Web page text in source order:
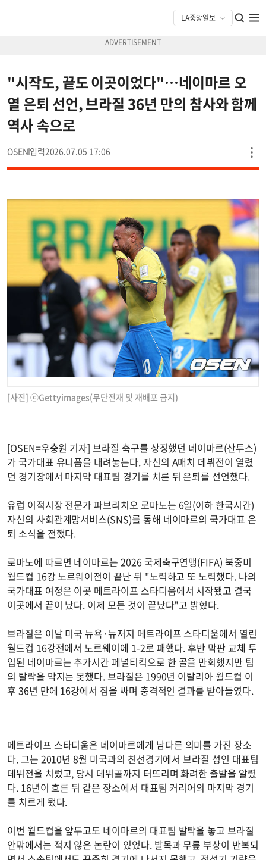
"시작도, 끝도 이곳이었다"…네이마르 오
열 은퇴 선언, 브라질 36년 만의 참사와 함께
역사 속으로
OSEN 2026.07.05 17:06
[사진] ⓒGettyimages(무단전재 및 재배포 금지)
[OSEN=우충원 기자] 브라질 축구를 상징했던 네이마르(산투스)
가 국가대표 유니폼을 내려놓는다. 자신의 A매치 데뷔전이 열렸
던 경기장에서 마지막 대표팀 경기를 치른 뒤 은퇴를 선언했다.
유럽 이적시장 전문가 파브리치오 로마노는 6일(이하 한국시간)
자신의 사회관계망서비스(SNS)를 통해 네이마르의 국가대표 은
퇴 소식을 전했다.
로마노에 따르면 네이마르는 2026 국제축구연맹(FIFA) 북중미
월드컵 16강 노르웨이전이 끝난 뒤 "노력하고 또 노력했다. 나의
국가대표 여정은 이곳 메트라이프 스타디움에서 시작됐고 결국
이곳에서 끝이 났다. 이제 모든 것이 끝났다"고 밝혔다.
브라질은 이날 미국 뉴욕·뉴저지 메트라이프 스타디움에서 열린
월드컵 16강전에서 노르웨이에 1-2로 패했다. 후반 막판 교체 투
입된 네이마르는 추가시간 페널티킥으로 한 골을 만회했지만 팀
의 탈락을 막지는 못했다. 브라질은 1990년 이탈리아 월드컵 이
후 36년 만에 16강에서 짐을 싸며 충격적인 결과를 받아들였다.
메트라이프 스타디움은 네이마르에게 남다른 의미를 가진 장소
다. 그는 2010년 8월 미국과의 친선경기에서 브라질 성인 대표팀
데뷔전을 치렀고, 당시 데뷔골까지 터뜨리며 화려한 출발을 알렸
다. 16년이 흐른 뒤 같은 장소에서 대표팀 커리어의 마지막 경기
를 치르게 됐다.
이번 월드컵을 앞두고도 네이마르의 대표팀 발탁을 놓고 브라질
안팎에서는 적지 않은 논란이 있었다. 발목과 무릎 부상이 반복되